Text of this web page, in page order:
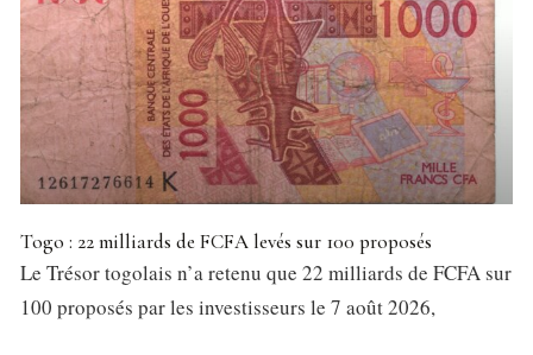
Togo : 22 milliards de FCFA levés sur 100 proposés
Le Trésor togolais n’a retenu que 22 milliards de FCFA sur
100 proposés par les investisseurs le 7 août 2026,